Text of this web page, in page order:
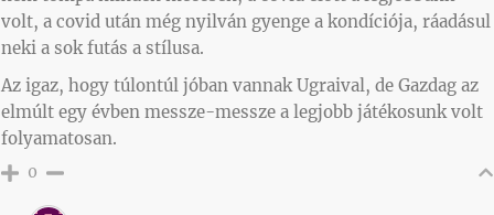
volt, a covid után még nyilván gyenge a kondíciója, ráadásul
neki a sok futás a stílusa.
Az igaz, hogy túlontúl jóban vannak Ugraival, de Gazdag az
elmúlt egy évben messze-messze a legjobb játékosunk volt
folyamatosan.
0